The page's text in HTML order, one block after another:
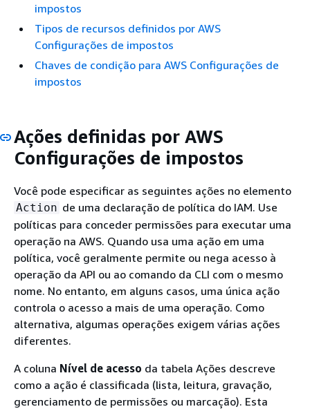
impostos
Tipos de recursos definidos por AWS
Configurações de impostos
Chaves de condição para AWS Configurações de
impostos
Ações definidas por AWS
Configurações de impostos
Você pode especificar as seguintes ações no elemento
Action de uma declaração de política do IAM. Use
políticas para conceder permissões para executar uma
operação na AWS. Quando usa uma ação em uma
política, você geralmente permite ou nega acesso à
operação da API ou ao comando da CLI com o mesmo
nome. No entanto, em alguns casos, uma única ação
controla o acesso a mais de uma operação. Como
alternativa, algumas operações exigem várias ações
diferentes.
A coluna Nível de acesso da tabela Ações descreve
como a ação é classificada (lista, leitura, gravação,
gerenciamento de permissões ou marcação). Esta